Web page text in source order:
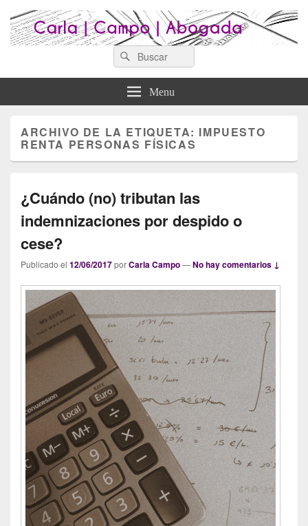
Abogados Lugo : Carla Campo
Abogada
Search
for:
Menu
ARCHIVO DE LA ETIQUETA: IMPUESTO
RENTA PERSONAS FÍSICAS
¿Cuándo (no) tributan las
indemnizaciones por despido o
cese?
Publicado el 12/06/2017porCarla Campo—No hay comentarios ↓